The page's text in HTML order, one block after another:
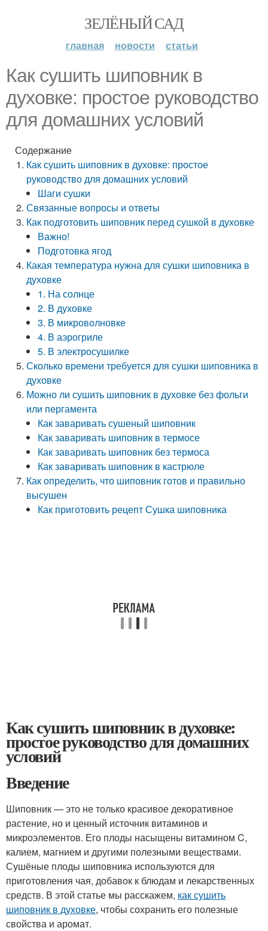
ЗЕЛЁНЫЙ САД
главная новости статьи
Как сушить шиповник в
духовке: простое руководство
для домашних условий
Содержание
Как сушить шиповник в духовке: простое
руководство для домашних условий
Шаги сушки
Связанные вопросы и ответы
Как подготовить шиповник перед сушкой в духовке
Важно!
Подготовка ягод
Какая температура нужна для сушки шиповника в
духовке
1. На солнце
2. В духовке
3. В микроволновке
4. В аэрогриле
5. В электросушилке
Сколько времени требуется для сушки шиповника в
духовке
Можно ли сушить шиповник в духовке без фольги
или пергамента
Как заваривать сушеный шиповник
Как заваривать шиповник в термосе
Как заваривать шиповник без термоса
Как заваривать шиповник в кастрюле
Как определить, что шиповник готов и правильно
высушен
Как приготовить рецепт Сушка шиповника
Как сушить шиповник в духовке:
простое руководство для домашних
условий
Введение
Шиповник — это не только красивое декоративное
растение, но и ценный источник витаминов и
микроэлементов. Его плоды насыщены витамином C,
калием, магнием и другими полезными веществами.
Сушёные плоды шиповника используются для
приготовления чая, добавок к блюдам и лекарственных
средств. В этой статье мы расскажем, как сушить
шиповник в духовке, чтобы сохранить его полезные
свойства и аромат.